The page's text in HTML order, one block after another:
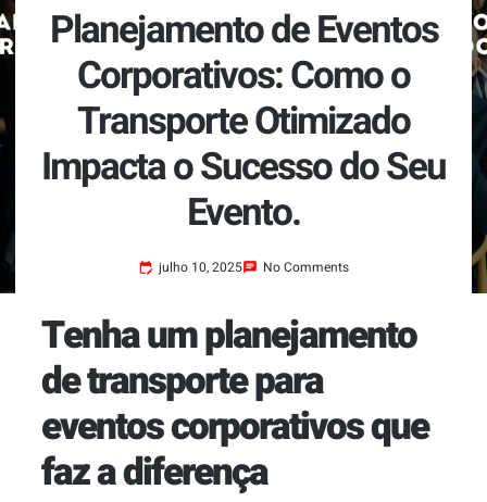
Planejamento de Eventos
Corporativos: Como o
Transporte Otimizado
Impacta o Sucesso do Seu
Evento.
julho 10, 2025 No Comments
Tenha um planejamento
de transporte para
eventos corporativos que
faz a diferença